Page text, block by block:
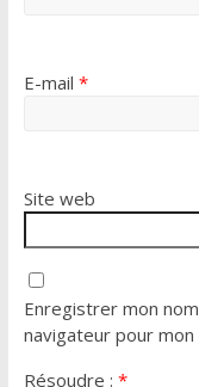
E-mail *
Site web
Enregistrer mon
navigateur pour
Résoudre : *